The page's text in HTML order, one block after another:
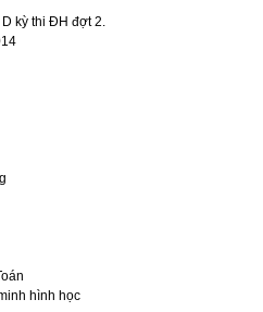
kỳ thi ĐH đợt 2.
hình học